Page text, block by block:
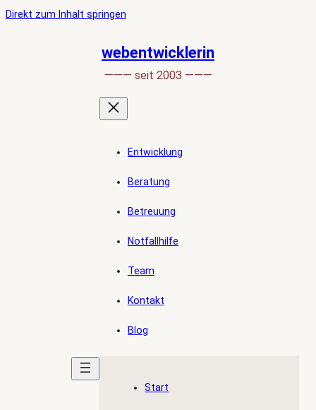
Direkt zum Inhalt springen
den
Anfang
der
Seite
springen
webentwicklerin
——— seit 2003 ———
Entwicklung
Beratung
Betreuung
Notfallhilfe
Team
Kontakt
Blog
Start